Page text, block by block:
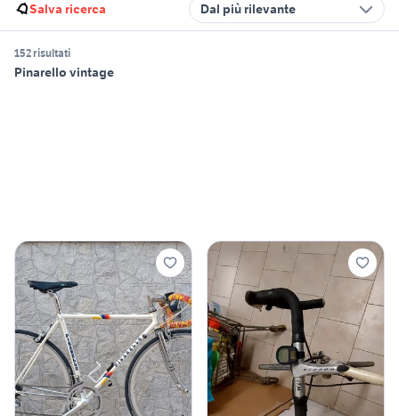
Salva ricerca Dal più rilevante
152 risultati
Pinarello vintage